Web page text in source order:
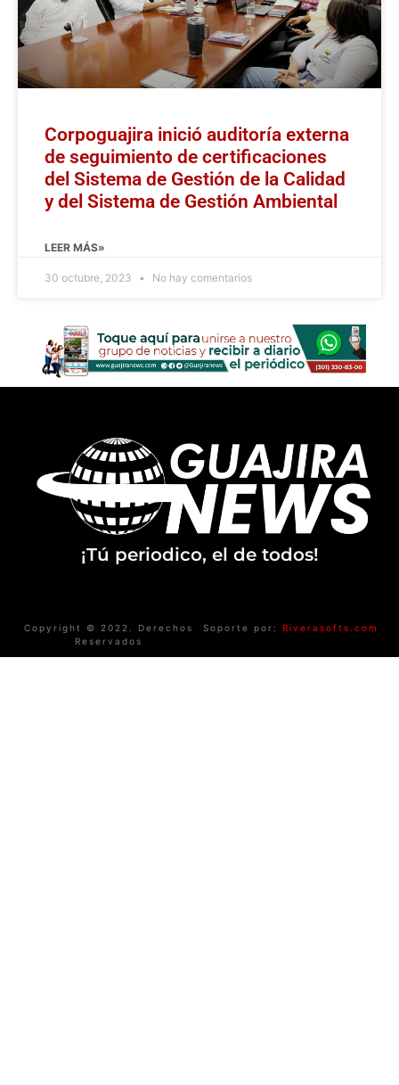
Corpoguajira inició auditoría externa
de seguimiento de certificaciones
del Sistema de Gestión de la Calidad
y del Sistema de Gestión Ambiental
LEER MÁS»
30 octubre, 2023 No hay comentarios
¡Tú periodico, el de todos!
Copyright © 2022. Derechos
Reservados
Soporte por: Riverasofts.com